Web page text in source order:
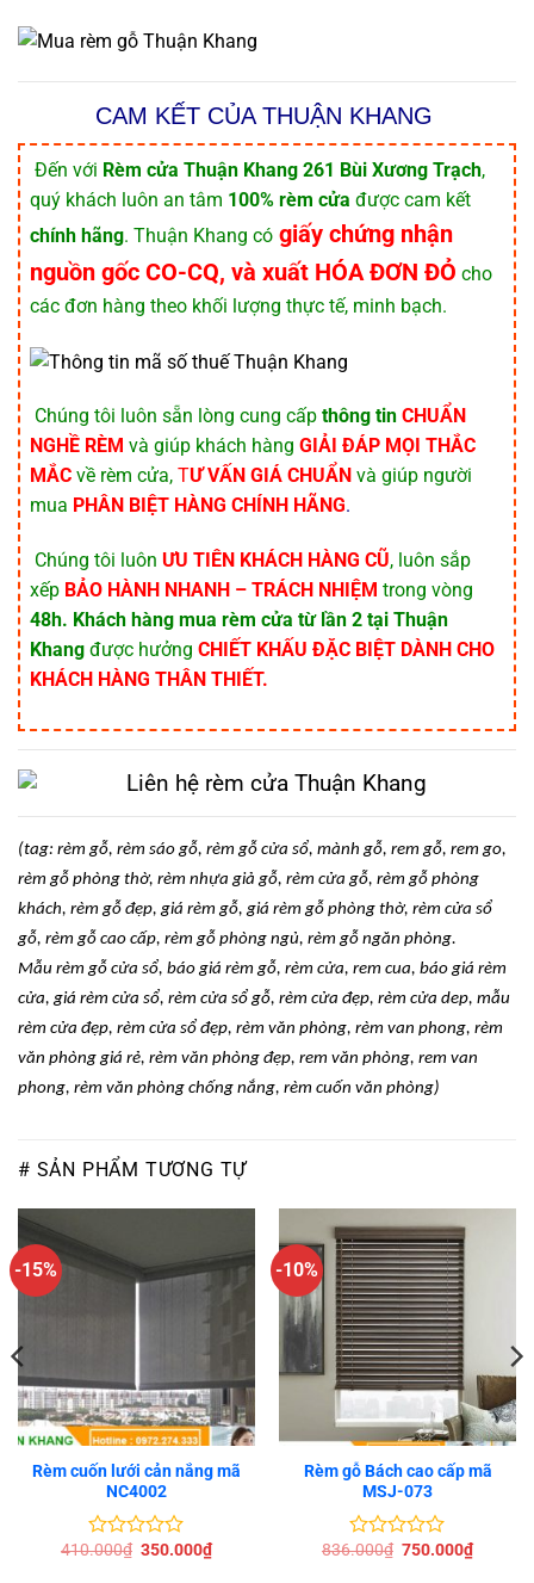
CAM KẾT CỦA THUẬN KHANG
️ Đến với Rèm cửa Thuận Khang 261 Bùi Xương Trạch,
quý khách luôn an tâm 100% rèm cửa được cam kết
chính hãng. Thuận Khang có giấy chứng nhận
nguồn gốc CO-CQ, và xuất HÓA ĐƠN ĐỎ cho
các đơn hàng theo khối lượng thực tế, minh bạch.
️ Chúng tôi luôn sẵn lòng cung cấp thông tin CHUẨN
NGHỀ RÈM và giúp khách hàng GIẢI ĐÁP MỌI THẮC
MẮC về rèm cửa, TƯ VẤN GIÁ CHUẨN và giúp người
mua PHÂN BIỆT HÀNG CHÍNH HÃNG.
️ Chúng tôi luôn ƯU TIÊN KHÁCH HÀNG CŨ, luôn sắp
xếp BẢO HÀNH NHANH – TRÁCH NHIỆM trong vòng
48h. Khách hàng mua rèm cửa từ lần 2 tại Thuận
Khang được hưởng CHIẾT KHẤU ĐẶC BIỆT DÀNH CHO
KHÁCH HÀNG THÂN THIẾT.
(tag: rèm gỗ, rèm sáo gỗ, rèm gỗ cửa sổ, mành gỗ, rem gỗ, rem go,
rèm gỗ phòng thờ, rèm nhựa giả gỗ, rèm cửa gỗ, rèm gỗ phòng
khách, rèm gỗ đẹp, giá rèm gỗ, giá rèm gỗ phòng thờ, rèm cửa sổ
gỗ, rèm gỗ cao cấp, rèm gỗ phòng ngủ, rèm gỗ ngăn phòng.
Mẫu rèm gỗ cửa sổ, báo giá rèm gỗ, rèm cửa, rem cua, báo giá rèm
cửa, giá rèm cửa sổ, rèm cửa sổ gỗ, rèm cửa đẹp, rèm cửa dep, mẫu
rèm cửa đẹp, rèm cửa sổ đẹp, rèm văn phòng, rèm van phong, rèm
văn phòng giá rẻ, rèm văn phòng đẹp, rem văn phòng, rem van
phong, rèm văn phòng chống nắng, rèm cuốn văn phòng)
# SẢN PHẨM TƯƠNG TỰ
-15%
Rèm cuốn lưới cản nắng mã
NC4002
Được
410.000₫ Giá
350.000₫Giá
hiện
-10%
Rèm gỗ Bách cao cấp mã
MSJ-073
Được
836.000₫ Giá
750.000₫Giá
hiện